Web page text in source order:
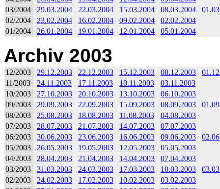
03/2004
29.03.2004 22.03.2004 15.03.2004 08.03.2004
02/2004
23.02.2004 16.02.2004 09.02.2004
02.02.2004
01/2004
26.01.2004 19.01.2004 12.01.2004 05.01.2004
Archiv 2003
12/2003 29.12.2003 22.12.2003 15.12.2003 08.12.2003
11/2003
24.11.2003 17.11.2003 10.11.2003
03.11.2003
10/2003
27.10.2003 20.10.2003 13.10.2003
06.10.2003
09/2003
29.09.2003 22.09.2003 15.09.2003 08.09.2003
08/2003
25.08.2003 18.08.2003 11.08.2003
04.08.2003
07/2003
28.07.2003 21.07.2003 14.07.2003
07.07.2003
06/2003
30.06.2003 23.06.2003 16.06.2003 09.06.2003
05/2003
26.05.2003 19.05.2003 12.05.2003
05.05.2003
04/2003
28.04.2003 21.04.2003 14.04.2003
07.04.2003
03/2003
31.03.2003 24.03.2003 17.03.2003 10.03.2003
02/2003
24.02.2003 17.02.2003 10.02.2003
03.02.2003